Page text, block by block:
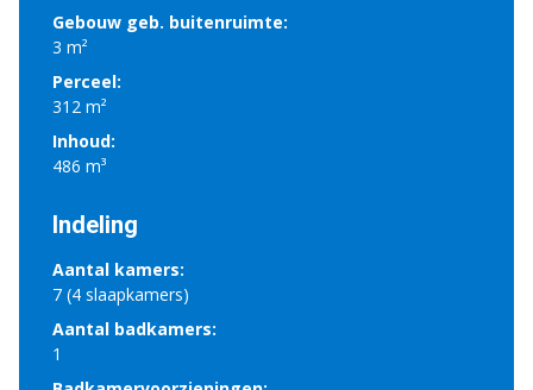
Gebouw geb. buitenruimte:
3 m²
Perceel:
312 m²
Inhoud:
486 m³
Indeling
Aantal kamers:
7 (4 slaapkamers)
Aantal badkamers:
1